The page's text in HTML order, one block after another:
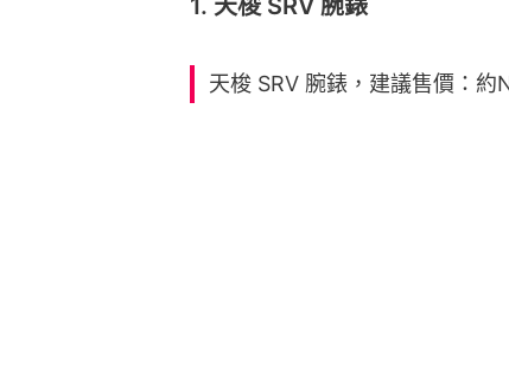
天梭 SRV 腕錶，建議售價：約